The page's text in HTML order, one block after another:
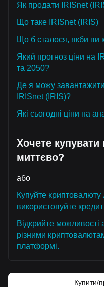
Як продати IRISnet
Що таке IRISnet (IRIS)
Що б сталося, якби ви
Який прогноз ціни на
та 2050?
Де я можу завантажити
IRISnet (IRIS)?
Які сьогодні ціни на
Хочете
миттєво?
або
Купуйте
використовуйте
Відкрийте
різними
платформі.
Купити/